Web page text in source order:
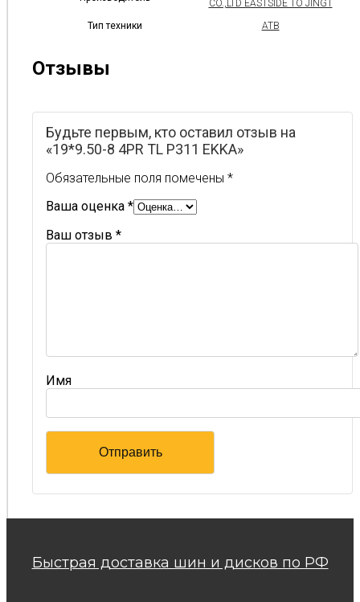
CO.,LTD EASTSIDE TO JINGT
Тип техники
АТВ
Отзывы
Будьте первым, кто оставил отзыв на
«19*9.50-8 4PR TL P311 EKKA»
Обязательные поля помечены *
Ваша оценка *
Ваш отзыв *
Имя
Быстрая доставка шин и дисков по РФ